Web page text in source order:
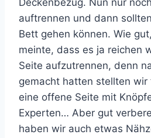
Deckenbezug. Nun nur
auftrennen und dann
Bett gehen können. Wie
meinte, dass es ja reichen
Seite aufzutrennen, denn
gemacht hatten stellten
eine offene Seite mit
Experten… Aber gut
haben wir auch etwas